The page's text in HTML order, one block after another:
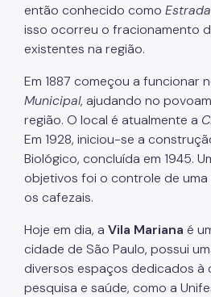
então conhecido como
isso ocorreu o fracionamento
existentes na região.
Em 1887 começou a funcionar
Municipal, ajudando no
região. O local é atualmente a
Em 1928, iniciou-se a
Biológico, concluída em 1945.
objetivos foi o controle de
os cafezais.
Hoje em dia, a Vila Mariana é
cidade de São Paulo, possui
diversos espaços dedicados à
pesquisa e saúde, como a